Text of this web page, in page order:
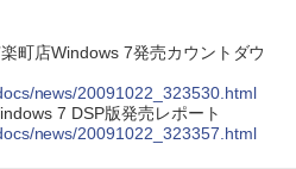
町店Windows 7発売カウントダウ
news/20091022_323530.html
7 DSP版発売レポート
news/20091022_323357.html